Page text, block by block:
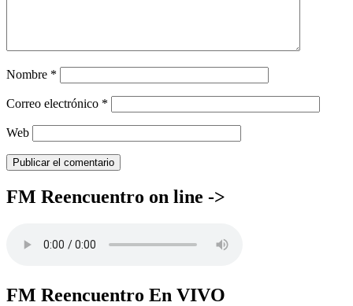
Nombre *
Correo electrónico *
Web
FM Reencuentro on line ->
FM Reencuentro En VIVO